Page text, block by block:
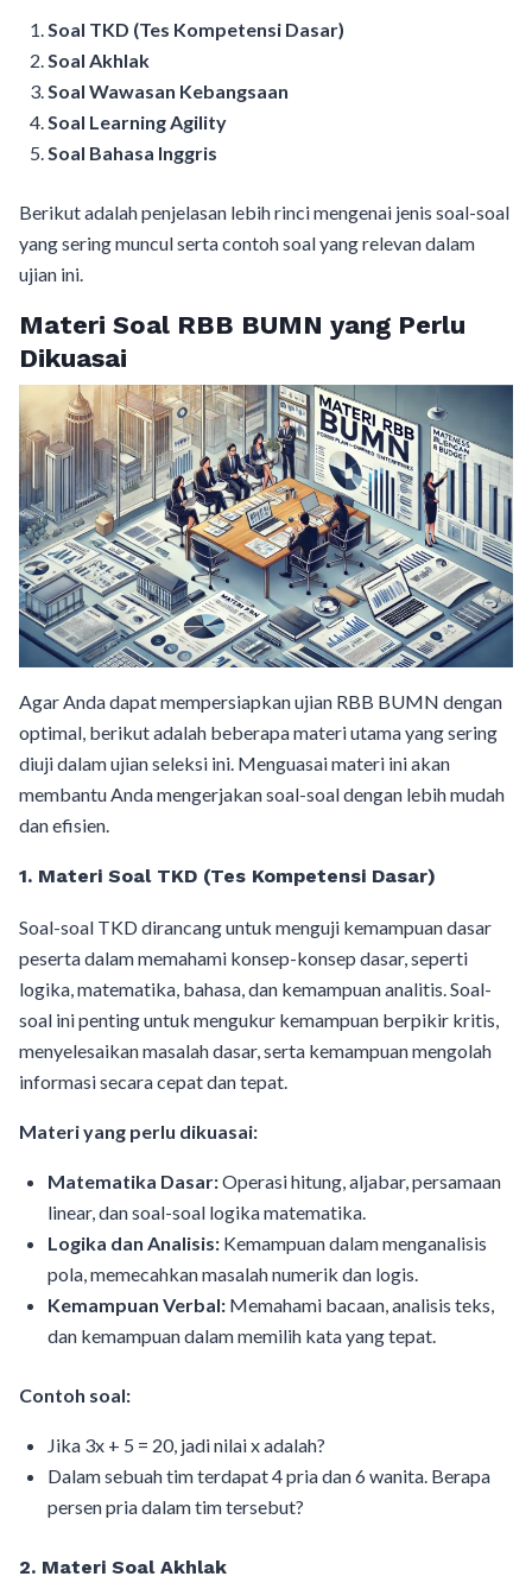
Soal TKD (Tes Kompetensi Dasar)
Soal Akhlak
Soal Wawasan Kebangsaan
Soal Learning Agility
Soal Bahasa Inggris
Berikut adalah penjelasan lebih rinci mengenai jenis soal-soal
yang sering muncul serta contoh soal yang relevan dalam
ujian ini.
Materi Soal RBB BUMN yang Perlu
Dikuasai
Agar Anda dapat mempersiapkan ujian RBB BUMN dengan
optimal, berikut adalah beberapa materi utama yang sering
diuji dalam ujian seleksi ini. Menguasai materi ini akan
membantu Anda mengerjakan soal-soal dengan lebih mudah
dan efisien.
1. Materi Soal TKD (Tes Kompetensi Dasar)
Soal-soal TKD dirancang untuk menguji kemampuan dasar
peserta dalam memahami konsep-konsep dasar, seperti
logika, matematika, bahasa, dan kemampuan analitis. Soal-
soal ini penting untuk mengukur kemampuan berpikir kritis,
menyelesaikan masalah dasar, serta kemampuan mengolah
informasi secara cepat dan tepat.
Materi yang perlu dikuasai:
Matematika Dasar:Operasi hitung, aljabar, persamaan
linear, dan soal-soal logika matematika.
Logika dan Analisis: Kemampuan dalam menganalisis
pola, memecahkan masalah numerik dan logis.
Kemampuan Verbal: Memahami bacaan, analisis teks,
dan kemampuan dalam memilih kata yang tepat.
Contoh soal:
Jika 3x + 5 = 20, jadi nilai x adalah?
Dalam sebuah tim terdapat 4 pria dan 6 wanita. Berapa
persen pria dalam tim tersebut?
2. Materi Soal Akhlak